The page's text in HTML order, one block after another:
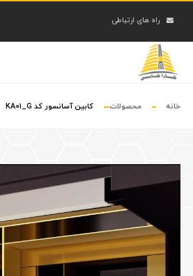
راه های ارتباطی
خانه محصولات کابین آسانسور کد KA01_G